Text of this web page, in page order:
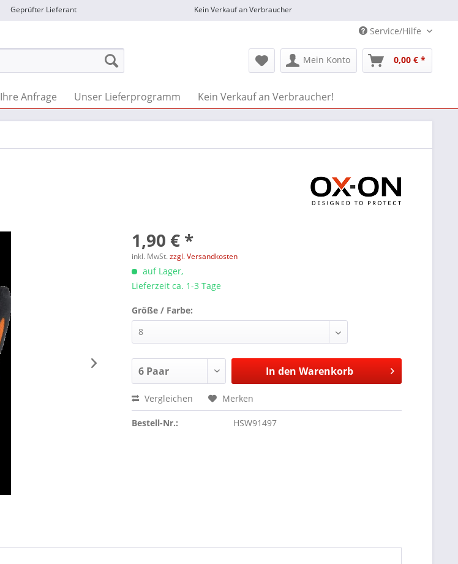
Geprüfter Lieferant Kein Verkauf an Verbraucher
Service/Hilfe
Mein Konto 0,00 € *
Ihre Anfrage Unser Lieferprogramm Kein Verkauf an Verbraucher!
1,90 € *
inkl. MwSt.zzgl. Versandkosten
auf Lager,
Lieferzeit ca. 1-3 Tage
Größe / Farbe:
In den Warenkorb
Vergleichen Merken
Bestell-Nr.: HSW91497